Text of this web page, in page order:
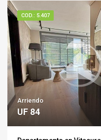
COD.: 5.407
Arriendo
UF 84